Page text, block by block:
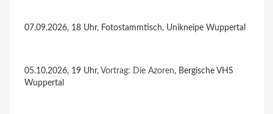
07.09.2026, 18 Uhr, Fotostammtisch, Unikneipe Wuppertal
05.10.2026, 19 Uhr, Vortrag: Die Azoren, Bergische VHS
Wuppertal